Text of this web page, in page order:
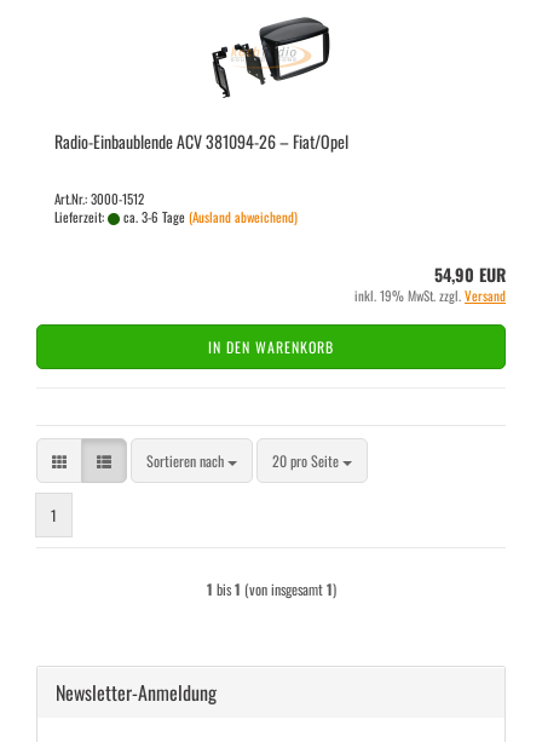
Radio-​​Ein­bau­blen­de ACV 381094-​​26 – Fiat/Opel
Art.Nr.: 3000-1512
Lieferzeit:
ca. 3-6 Tage(Ausland abweichend)
54,90 EUR
inkl. 19% MwSt. zzgl.Versand
IN DEN WARENKORB
Sortieren nach
Sortieren nach 20 pro Seite
pro Seite
1
1 bis1 (von insgesamt1)
Newsletter-Anmeldung